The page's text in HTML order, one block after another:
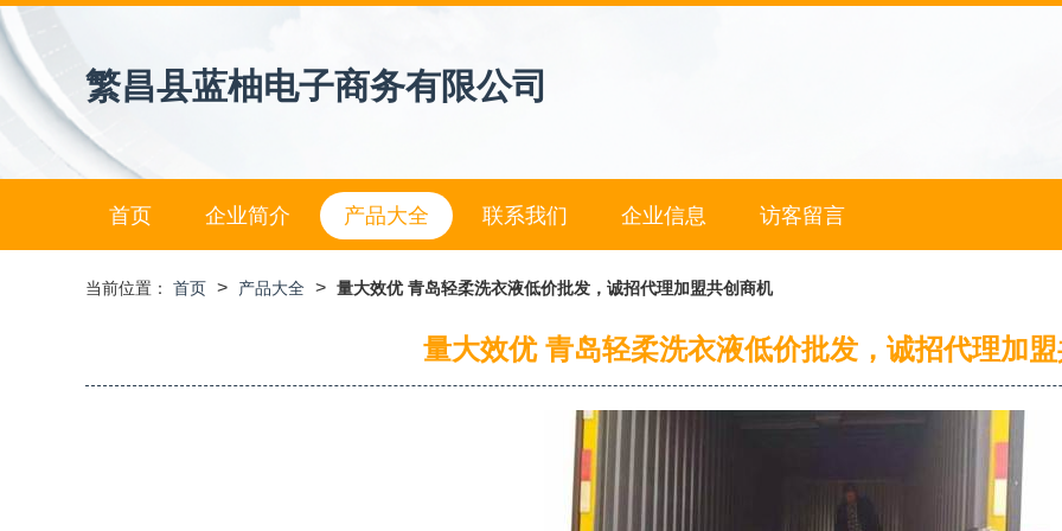
繁昌县蓝柚电子商务有限公司
首页 企业简介 产品大全 联系我们 企业信息 访客留言
当前位置： 首页 > 产品大全 > 量大效优 青岛轻柔洗衣液低价批发，诚招代理加盟共创商机
量大效优 青岛轻柔洗衣液低价批发，诚招代理加